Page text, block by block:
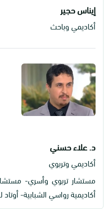
إيناس حجير
أكاديمي وباحث
د. علاء حسني
أكاديمي وتربوي
مستشار تربوي وأسري-
أكاديمية رواسي الشبابية- أوتاد